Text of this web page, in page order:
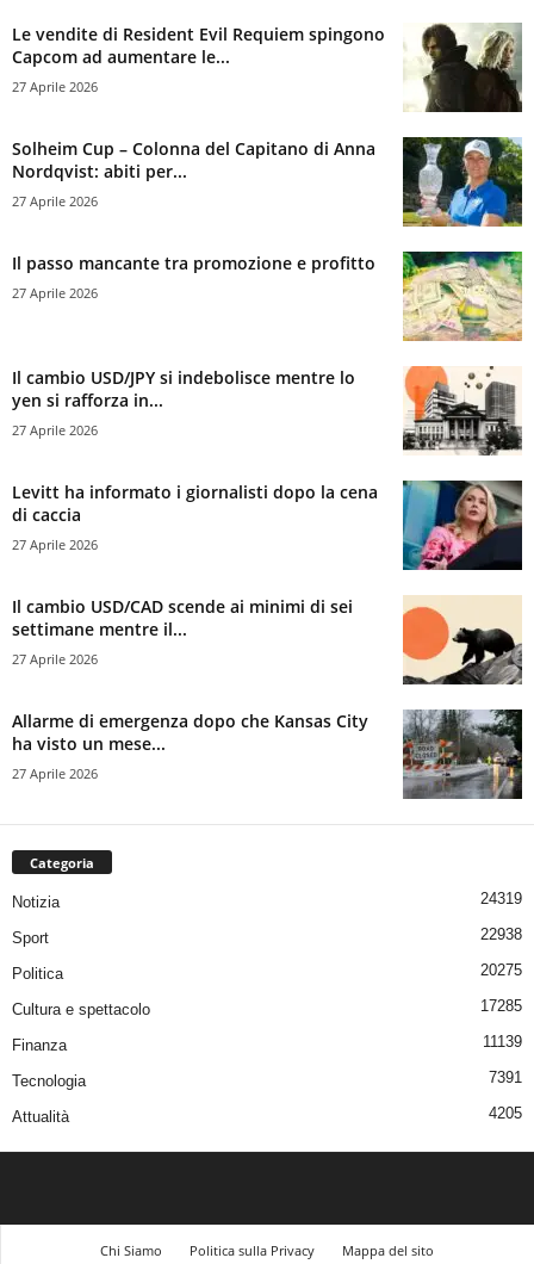
Le vendite di Resident Evil Requiem spingono
Capcom ad aumentare le...
27 Aprile 2026
Solheim Cup – Colonna del Capitano di Anna
Nordqvist: abiti per...
27 Aprile 2026
Il passo mancante tra promozione e profitto
27 Aprile 2026
Il cambio USD/JPY si indebolisce mentre lo
yen si rafforza in...
27 Aprile 2026
Levitt ha informato i giornalisti dopo la cena
di caccia
27 Aprile 2026
Il cambio USD/CAD scende ai minimi di sei
settimane mentre il...
27 Aprile 2026
Allarme di emergenza dopo che Kansas City
ha visto un mese...
27 Aprile 2026
Categoria
Notizia 24319
Sport 22938
Politica 20275
Cultura e spettacolo 17285
Finanza 11139
Tecnologia 7391
Attualità 4205
Chi Siamo Politica sulla Privacy Mappa del sito